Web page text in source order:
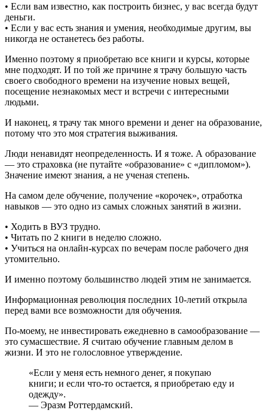
• Если вам известно, как построить бизнес, у вас всегда будут
деньги.
• Если у вас есть знания и умения, необходимые другим, вы
никогда не останетесь без работы.
Именно поэтому я приобретаю все книги и курсы, которые
мне подходят. И по той же причине я трачу большую часть
своего свободного времени на изучение новых вещей,
посещение незнакомых мест и встречи с интересными
людьми.
И наконец, я трачу так много времени и денег на образование,
потому что это моя стратегия выживания.
Люди ненавидят неопределенность. И я тоже. А образование
— это страховка (не путайте «образование» с «дипломом»).
Значение имеют знания, а не ученая степень.
На самом деле обучение, получение «корочек», отработка
навыков — это одно из самых сложных занятий в жизни.
• Ходить в ВУЗ трудно.
• Читать по 2 книги в неделю сложно.
• Учиться на онлайн-курсах по вечерам после рабочего дня
утомительно.
И именно поэтому большинство людей этим не занимается.
Информационная революция последних 10-летий открыла
перед вами все возможности для обучения.
По-моему, не инвестировать ежедневно в самообразование —
это сумасшествие. Я считаю обучение главным делом в
жизни. И это не голословное утверждение.
«Если у меня есть немного денег, я покупаю
книги; и если что-то остается, я приобретаю еду и
одежду».
— Эразм Роттердамский.